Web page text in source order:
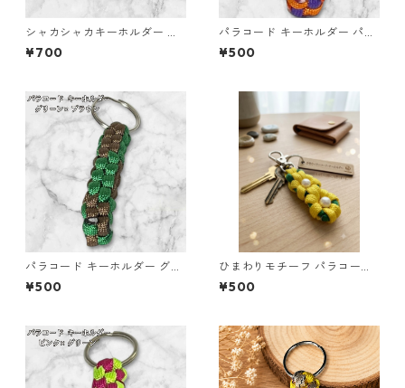
シャカシャカキーホルダー く
らげ レジン キーホルダー パー
プル ビーズ チャーム付き かわ
ズ レディース プレゼント 雑貨
ゆめかわ ギフト
¥700
パラコード キーホルダー パー
プル オレンジ 編み込み s19
¥500
パラコード キーホルダー グリ
ーン ブラウン 編み込み s24
¥500
ひまわりモチーフ パラコード
キーホルダー s44 アウトドア
¥500